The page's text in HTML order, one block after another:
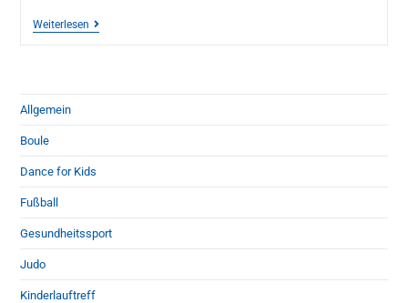
Weiterlesen
Allgemein
Boule
Dance for Kids
Fußball
Gesundheitssport
Judo
Kinderlauftreff